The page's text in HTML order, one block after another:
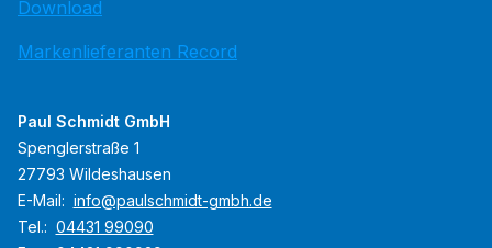
Download
Markenlieferanten Record
Paul Schmidt GmbH
Spenglerstraße 1
27793 Wildeshausen
E-Mail: info@paulschmidt-gmbh.de
Tel.: 04431 99090